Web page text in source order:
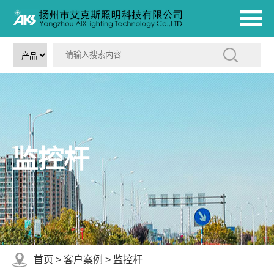
监控杆
首页 > 客户案例 > 监控杆